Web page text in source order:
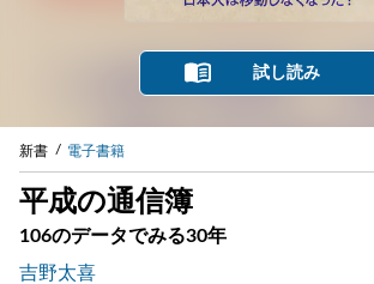
試し読み
新書 電子書籍
平成の通信簿
106のデータでみる30年
吉野太喜